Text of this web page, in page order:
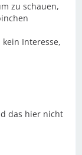
zu schauen,
Interesse,
das hier nicht